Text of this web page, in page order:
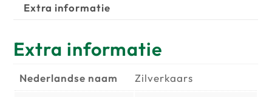
Extra informatie
Extra informatie
Nederlandse naam Zilverkaars